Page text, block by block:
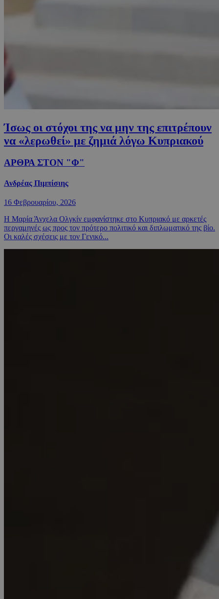
Ίσως οι στόχοι της να μην της επιτρέπουν
να «λερωθεί» με ζημιά λόγω Κυπριακού
ΑΡΘΡΑ ΣΤΟΝ "Φ"
Ανδρέας Πιμπίσιης
16 Φεβρουαρίου, 2026
Η Μαρία Άνχελα Ολγκίν εμφανίστηκε στο Κυπριακό με αρκετές
περγαμηνές ως προς τον πρότερο πολιτικό και διπλωματικό της βίο.
Οι καλές σχέσεις με τον Γενικό...